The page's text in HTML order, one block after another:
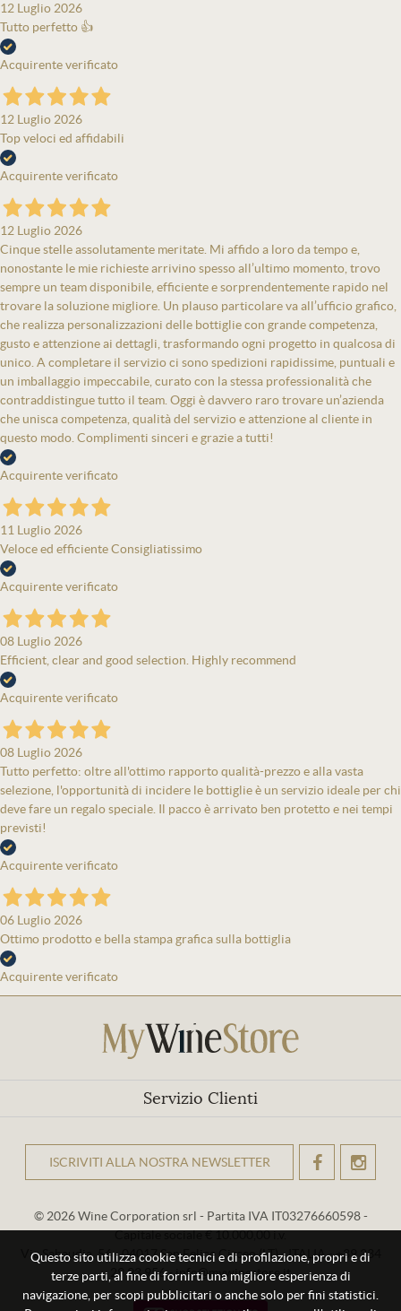
12 Luglio 2026
Tutto perfetto 👍
Acquirente verificato
12 Luglio 2026
Top veloci ed affidabili
Acquirente verificato
12 Luglio 2026
Cinque stelle assolutamente meritate. Mi affido a loro da tempo e,
nonostante le mie richieste arrivino spesso all’ultimo momento, trovo
sempre un team disponibile, efficiente e sorprendentemente rapido nel
trovare la soluzione migliore. Un plauso particolare va all’ufficio grafico,
che realizza personalizzazioni delle bottiglie con grande competenza,
gusto e attenzione ai dettagli, trasformando ogni progetto in qualcosa di
unico. A completare il servizio ci sono spedizioni rapidissime, puntuali e
un imballaggio impeccabile, curato con la stessa professionalità che
contraddistingue tutto il team. Oggi è davvero raro trovare un’azienda
che unisca competenza, qualità del servizio e attenzione al cliente in
questo modo. Complimenti sinceri e grazie a tutti!
Acquirente verificato
11 Luglio 2026
Veloce ed efficiente Consigliatissimo
Acquirente verificato
08 Luglio 2026
Efficient, clear and good selection. Highly recommend
Acquirente verificato
08 Luglio 2026
Tutto perfetto: oltre all'ottimo rapporto qualità-prezzo e alla vasta
selezione, l'opportunità di incidere le bottiglie è un servizio ideale per chi
deve fare un regalo speciale. Il pacco è arrivato ben protetto e nei tempi
previsti!
Acquirente verificato
06 Luglio 2026
Ottimo prodotto e bella stampa grafica sulla bottiglia
Acquirente verificato
Servizio Clienti
Questo sito utilizza cookie tecnici e di profilazione, propri e di
terze parti, al fine di fornirti una migliore esperienza di
navigazione, per scopi pubblicitari o anche solo per fini statistici.
ISCRIVITI ALLA NOSTRA NEWSLETTEROK
© 2026 Wine Corporation srl - Partita IVA IT03276660598 -
Capitale sociale € 10.000,00 i.v.
Via Sabaudia, 56 - 04017 San Felice Circeo (LT) - ITALIA - +39 334
29 93 956 - info@mywinestore.it